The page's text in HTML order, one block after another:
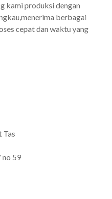
kami produksi dengan
berbagai
cepat dan waktu yang
Tas
no 59